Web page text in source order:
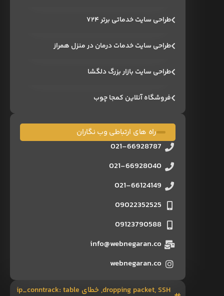
طراحی سایت خدماتی برتر ۷۲۴
طراحی سایت خدمات درمان در منزل همراز
طراحی سایت بازار بزرگ دلگشا
فروشگاه آنلاین کمجا چوب
راه های ارتباطی وب نگاران
021-66928787
021-66928040
021-66124149
09022352525
09123790588
info@webnegaran.co
webnegaran.co
dropping packet,SSH
,
خطای ip_conntrack: table